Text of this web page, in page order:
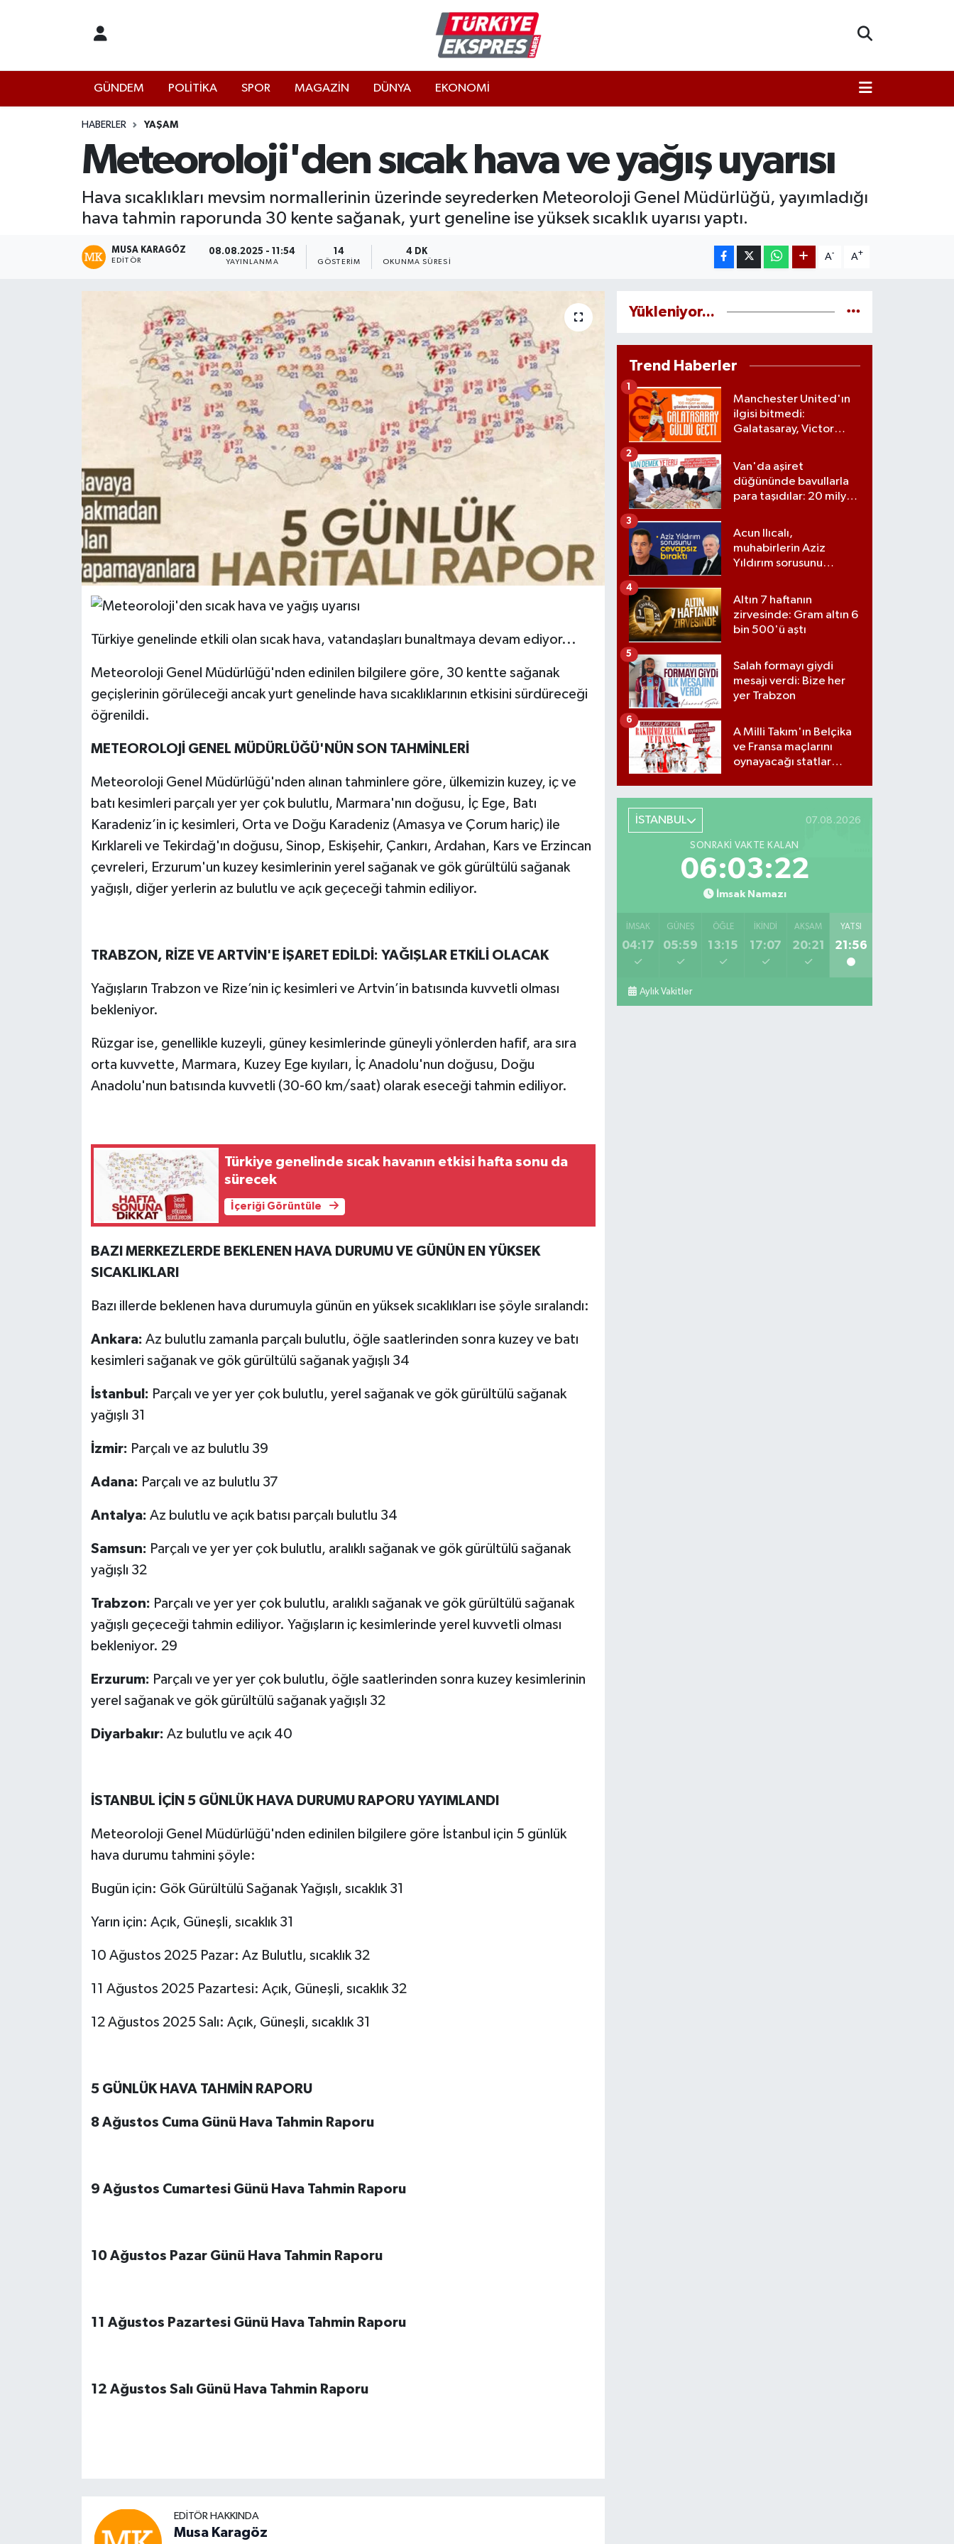
GÜNDEM POLİTİKA SPOR MAGAZİN DÜNYA EKONOMİ
HABERLER YAŞAM
Meteoroloji'den sıcak hava ve yağış uyarısı
Hava sıcaklıkları mevsim normallerinin üzerinde seyrederken Meteoroloji Genel Müdürlüğü, yayımladığı
hava tahmin raporunda 30 kente sağanak, yurt geneline ise yüksek sıcaklık uyarısı yaptı.
MUSA KARAGÖZ
EDITÖR
08.08.2025 - 11:54
YAYINLANMA
14
GÖSTERIM
4 DK
OKUNMA SÜRESI
A- A+
Türkiye genelinde etkili olan sıcak hava, vatandaşları bunaltmaya devam ediyor...
Meteoroloji Genel Müdürlüğü'nden edinilen bilgilere göre, 30 kentte sağanak
geçişlerinin görüleceği ancak yurt genelinde hava sıcaklıklarının etkisini sürdüreceği
öğrenildi.
METEOROLOJİ GENEL MÜDÜRLÜĞÜ'NÜN SON TAHMİNLERİ
Meteoroloji Genel Müdürlüğü'nden alınan tahminlere göre, ülkemizin kuzey, iç ve
batı kesimleri parçalı yer yer çok bulutlu, Marmara'nın doğusu, İç Ege, Batı
Karadeniz’in iç kesimleri, Orta ve Doğu Karadeniz (Amasya ve Çorum hariç) ile
Kırklareli ve Tekirdağ'ın doğusu, Sinop, Eskişehir, Çankırı, Ardahan, Kars ve Erzincan
çevreleri, Erzurum'un kuzey kesimlerinin yerel sağanak ve gök gürültülü sağanak
yağışlı, diğer yerlerin az bulutlu ve açık geçeceği tahmin ediliyor.
TRABZON, RİZE VE ARTVİN'E İŞARET EDİLDİ: YAĞIŞLAR ETKİLİ OLACAK
Yağışların Trabzon ve Rize’nin iç kesimleri ve Artvin’in batısında kuvvetli olması
bekleniyor.
Rüzgar ise, genellikle kuzeyli, güney kesimlerinde güneyli yönlerden hafif, ara sıra
orta kuvvette, Marmara, Kuzey Ege kıyıları, İç Anadolu'nun doğusu, Doğu
Anadolu'nun batısında kuvvetli (30-60 km/saat) olarak eseceği tahmin ediliyor.
Türkiye genelinde sıcak havanın etkisi hafta sonu da
sürecek
İçeriği Görüntüle
BAZI MERKEZLERDE BEKLENEN HAVA DURUMU VE GÜNÜN EN YÜKSEK
SICAKLIKLARI
Bazı illerde beklenen hava durumuyla günün en yüksek sıcaklıkları ise şöyle sıralandı:
Ankara: Az bulutlu zamanla parçalı bulutlu, öğle saatlerinden sonra kuzey ve batı
kesimleri sağanak ve gök gürültülü sağanak yağışlı 34
İstanbul: Parçalı ve yer yer çok bulutlu, yerel sağanak ve gök gürültülü sağanak
yağışlı 31
İzmir: Parçalı ve az bulutlu 39
Adana: Parçalı ve az bulutlu 37
Antalya: Az bulutlu ve açık batısı parçalı bulutlu 34
Samsun: Parçalı ve yer yer çok bulutlu, aralıklı sağanak ve gök gürültülü sağanak
yağışlı 32
Trabzon: Parçalı ve yer yer çok bulutlu, aralıklı sağanak ve gök gürültülü sağanak
yağışlı geçeceği tahmin ediliyor. Yağışların iç kesimlerinde yerel kuvvetli olması
bekleniyor. 29
Erzurum: Parçalı ve yer yer çok bulutlu, öğle saatlerinden sonra kuzey kesimlerinin
yerel sağanak ve gök gürültülü sağanak yağışlı 32
Diyarbakır: Az bulutlu ve açık 40
İSTANBUL İÇİN 5 GÜNLÜK HAVA DURUMU RAPORU YAYIMLANDI
Meteoroloji Genel Müdürlüğü'nden edinilen bilgilere göre İstanbul için 5 günlük
hava durumu tahmini şöyle:
Bugün için: Gök Gürültülü Sağanak Yağışlı, sıcaklık 31
Yarın için: Açık, Güneşli, sıcaklık 31
10 Ağustos 2025 Pazar: Az Bulutlu, sıcaklık 32
11 Ağustos 2025 Pazartesi: Açık, Güneşli, sıcaklık 32
12 Ağustos 2025 Salı: Açık, Güneşli, sıcaklık 31
5 GÜNLÜK HAVA TAHMİN RAPORU
8 Ağustos Cuma Günü Hava Tahmin Raporu
9 Ağustos Cumartesi Günü Hava Tahmin Raporu
10 Ağustos Pazar Günü Hava Tahmin Raporu
11 Ağustos Pazartesi Günü Hava Tahmin Raporu
12 Ağustos Salı Günü Hava Tahmin Raporu
EDITÖR HAKKINDA
Musa Karagöz
Yükleniyor...
Trend Haberler
Manchester United'ın
ilgisi bitmedi:
Galatasaray, Victor
verdi
1
Van'da aşiret
düğününde bavullarla
para taşıdılar: 20 milyon
2
Acun Ilıcalı,
muhabirlerin Aziz
Yıldırım sorusunu
3
Altın 7 haftanın
zirvesinde: Gram altın 6
bin 500'ü aştı
4
Salah formayı giydi
mesajı verdi: Bize her
yer Trabzon
5
A Milli Takım'ın Belçika
ve Fransa maçlarını
oynayacağı statlar
6
İSTANBUL 07.08.2026
SONRAKI VAKTE KALAN
06:03:21
İmsak Namazı
İMSAK
04:17
GÜNEŞ
05:59
ÖĞLE
13:15
İKINDI
17:07
AKŞAM
20:21
YATSI
21:56
Aylık Vakitler
İstanbul Hava Durumu
İstanbul Namaz Vakitleri
İstanbul Trafik Yoğunluk Haritası
Süper Lig Puan Durumu ve Fikstür
Son Dakika Haberleri